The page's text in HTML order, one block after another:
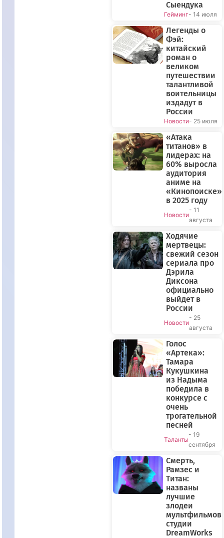
Сыендука
Гейминг- 14 июля
Легенды о
Фэй:
китайский
роман о
великом
путешествии
талантливой
воительницы
издадут в
России
Новости- 25 июля
«Атака
титанов» в
лидерах: на
60% выросла
аудитория
аниме на
«Кинопоиске»
в 2025 году
Новости
- 11
августа
Ходячие
мертвецы:
свежий сезон
сериала про
Дэрила
Диксона
официально
выйдет в
России
Новости
- 25
августа
Голос
«Артека»:
Тамара
Кукушкина
из Надыма
победила в
конкурсе с
очень
трогательной
песней
Таланты
- 19
сентября
Смерть,
Рамзес и
Титан:
названы
лучшие
злодеи
мультфильмов
студии
DreamWorks